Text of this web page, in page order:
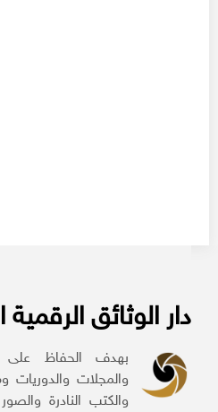
دار الوثائق الرقمية
بهدف الحفاظ على
والمجلات والدوريات
والكتب النادرة